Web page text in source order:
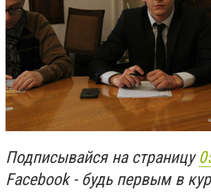
Подписывайся на страницу
Facebook - будь первым в